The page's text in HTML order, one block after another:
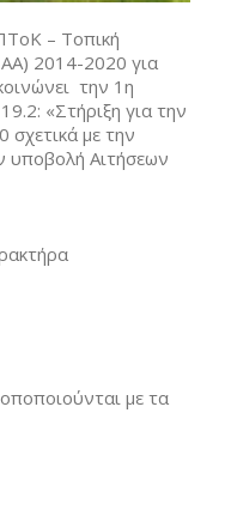
– Τοπική
2014-2020 για
την 1η
«Στήριξη για την
με την
υποβολή Αιτήσεων
με τα